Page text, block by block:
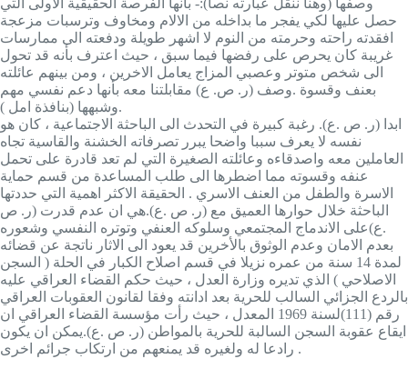
وصفها (وهنا ننقل عبارته نصا):- بأنها الفرصة الحقيقية الاولى التي
حصل عليها لكي يفجر ما بداخله من الالام ومخاوف وترسبات مزعجة
افقدته راحته وحرمته من النوم لا اشهر طويلة ودفعته الى ممارسات
غريبة كان يحرص على رفضها فيما سبق ، حيث اعترف بأنه قد تحول
الى شخص متوتر وعصبي المزاج يعامل الاخرين ، ومن بينهم عائلته
بعنف وقسوة .وصف (ر. ص. ع) مقابلتنا معه بأنها دعم نفسي مهم
وشبهها (بنافذة امل ).
ابدا (ر. ص .ع). رغبة كبيرة في التحدث الى الباحثة الاجتماعية ، كان هو
نفسه لا يعرف سببا واضحا يبرر تصرفاته الخشنة والقاسية تجاه
العاملين معه واصدقاءه وعائلته الصغيرة التي لم تعد قادرة على تحمل
عنفه وقسوته مما اضطرها الى طلب المساعدة من قسم حماية
الاسرة والطفل من العنف الاسري . الحقيقة الاكثر اهمية التي حددتها
الباحثة خلال حوارها العميق مع (ر. ص .ع).هي ان عدم قدرت (ر. ص
.ع)على الاندماج المجتمعي وسلوكه العنفي وتوتره النفسي وشعوره
بعدم الامان وعدم الوثوق بالأخرين قد يعود الى الاثار ناتجة عن قضائه
لمدة 14 سنة من عمره نزيلا في قسم اصلاح الكبار في الحلة ( السجن
الاصلاحي ) الذي تديره وزارة العدل ، حيث حكم القضاء العراقي عليه
بالردع الجزائي السالب للحرية بعد ادانته وفقا لقانون العقوبات العراقي
رقم (111)لسنة 1969 المعدل ، حيث رأت مؤسسة القضاء العراقي ان
ايقاع عقوبة السجن السالبة للحرية بالمواطن (ر. ص .ع).يمكن ان يكون
رادعا له ولغيره قد يمنعهم من ارتكاب جرائم اخرى .